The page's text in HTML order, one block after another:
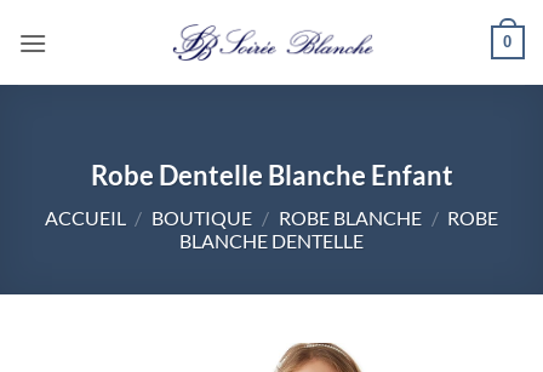
0
Robe Dentelle Blanche Enfant
ACCUEIL / BOUTIQUE / ROBE BLANCHE / ROBE
BLANCHE DENTELLE